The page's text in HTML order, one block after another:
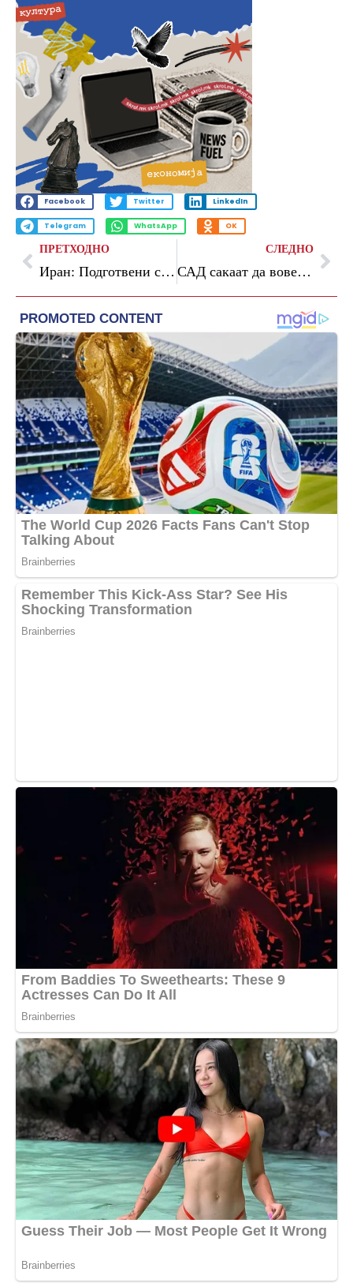
Facebook Twitter LinkedIn
Telegram WhatsApp OK
ПРЕТХОДНО
Иран: Подготвени сме за преговори, но не им веруваме на Американците
СЛЕДНО
САД сакаат да воведат дополнителни тарифи за ЕУ